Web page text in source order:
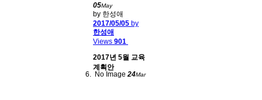
05May
by 한성애
2017/05/05 by
한성애
Views 901
2017년 5월 교육
계획안
No Image 24Mar